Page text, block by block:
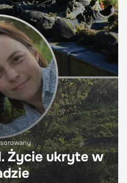
Życie ukryte w